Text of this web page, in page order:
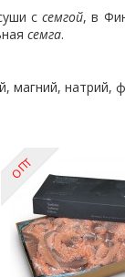
ссемгой, в
семга.
магний, натрий,
ОПТ